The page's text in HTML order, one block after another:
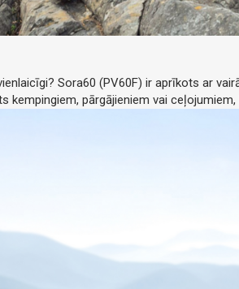
Sora60 (PV60F) ir aprīkots ar
pārgājieniem vai